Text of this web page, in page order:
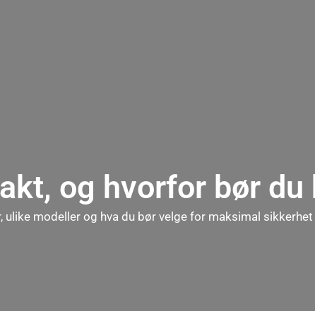
og hvorfor bør du
modeller og hva du bør velge for maksimal